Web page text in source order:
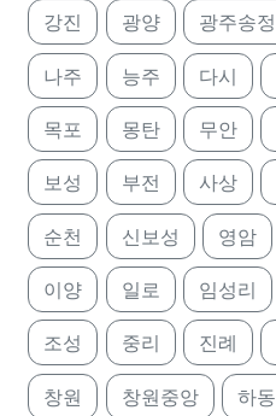
강진 광양 광주송정
나주 능주 다시
목포 몽탄 무안
보성 부전 사상
순천 신보성 영암
이양 일로 임성리
조성 중리 진례
창원 창원중앙 하동